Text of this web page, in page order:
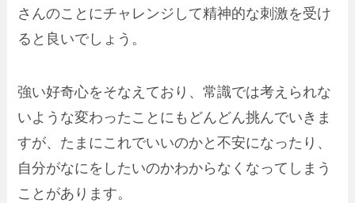
さんのことにチャレンジして精神的な刺激を受け
ると良いでしょう。
強い好奇心をそなえており、常識では考えられな
いような変わったことにもどんどん挑んでいきま
すが、たまにこれでいいのかと不安になったり、
自分がなにをしたいのかわからなくなってしまう
ことがあります。